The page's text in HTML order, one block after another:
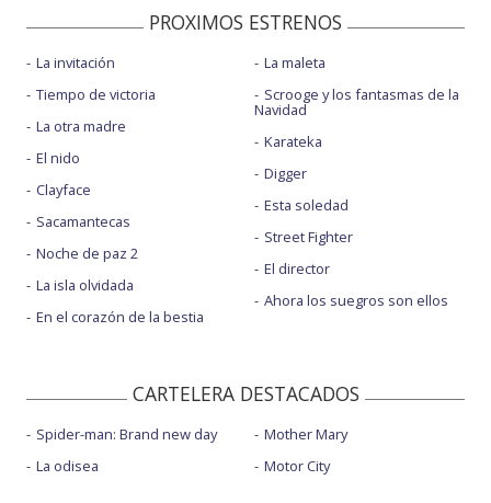
PROXIMOS ESTRENOS
La invitación
Tiempo de victoria
La otra madre
El nido
Clayface
Sacamantecas
Noche de paz 2
La isla olvidada
En el corazón de la bestia
La maleta
Scrooge y los fantasmas de la
Navidad
Karateka
Digger
Esta soledad
Street Fighter
El director
Ahora los suegros son ellos
CARTELERA DESTACADOS
Spider-man: Brand new day
La odisea
Mother Mary
Motor City